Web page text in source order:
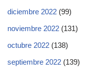
diciembre 2022 (99)
noviembre 2022 (131)
octubre 2022 (138)
septiembre 2022 (139)